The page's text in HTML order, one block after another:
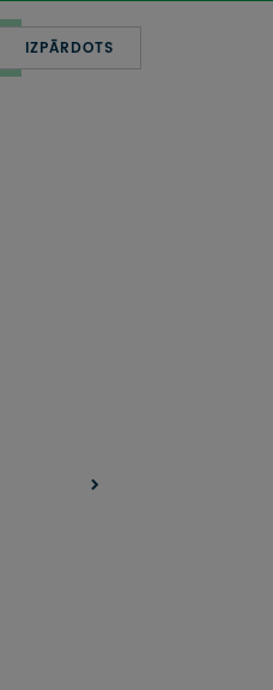
IZPĀRDOTS